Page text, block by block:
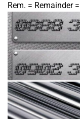
Rem. = Remainder